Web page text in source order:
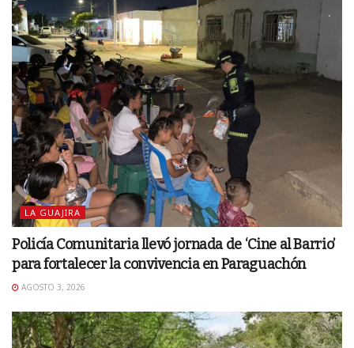
LA GUAJIRA
Policía Comunitaria llevó jornada de ‘Cine al Barrio’
para fortalecer la convivencia en Paraguachón
AGOSTO 3, 2026